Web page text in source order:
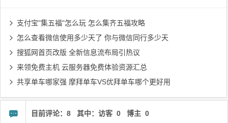
支付宝"集五福"怎么玩 怎么集齐五福攻略
怎么查看微信使用多少天了 你与微信同行多少天
搜狐网首页改版 全新信息流布局引热议
来领免费主机 云服务器免费体验资源汇总
共享单车哪家强 摩拜单车VS优拜单车哪个更好用
目前评论：8 其中：访客 0 博主 0